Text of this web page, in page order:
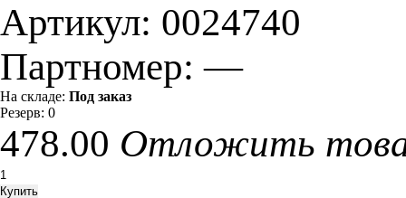
Артикул: 0024740
Партномер:—
На складе: Под заказ
Резерв: 0
478.00 Отложить